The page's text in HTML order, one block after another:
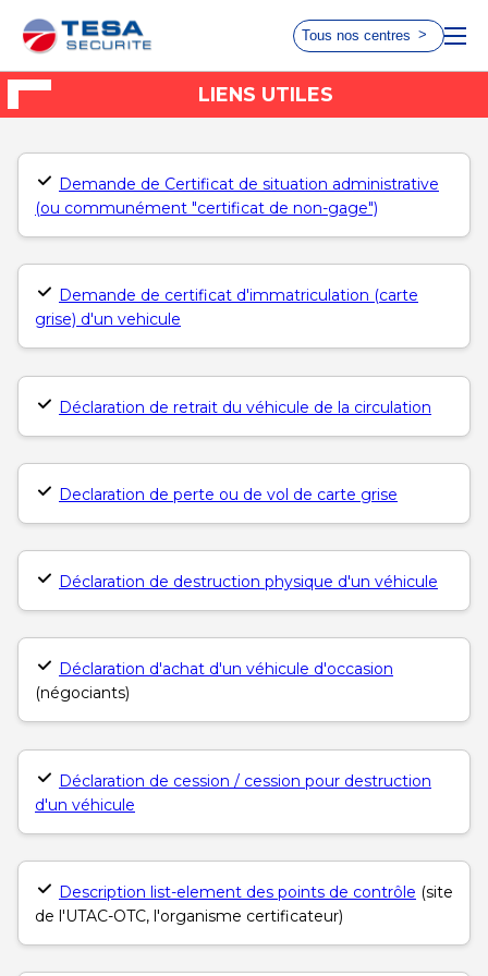
Tous nos centres
Choisissez le centre le plus
proche de chez vous
AUTOVISION
Choisir ce
centre
AUTOSUR
Choisir ce
AUTOVISION
centre
AUTOSUR
centre
Plaisir
Choisir ce
centre
Meudon
Choisir ce
centre
Bois d'Arcy
Choisir ce
Vitry
AUTOSUR
Clamart
Choisir ce
AUTOSUR
Fleury - La Croix
Blanche
Choisir ce
ACCUEIL
EVITER LA CONTRE VISITE
LIENS UTILES
QUI SOMMES-NOUS ?
QUAND PASSER VOTRE CONTRÔLE
TECHNIQUE
RECRUTEMENT
LIENS UTILES
Demande de Certificat de situation administrative
(ou communément "certificat de non-gage")
Demande de certificat d'immatriculation (carte
grise) d'un vehicule
Déclaration de retrait du véhicule de la circulation
Declaration de perte ou de vol de carte grise
Déclaration de destruction physique d'un véhicule
Déclaration d'achat d'un véhicule d'occasion
(négociants)
Déclaration de cession / cession pour destruction
d'un véhicule
Description list-element des points de contrôle (site
de l'UTAC-OTC, l'organisme certificateur)